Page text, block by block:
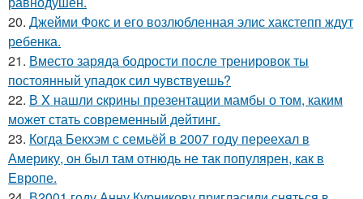
20. Джейми Фокс и его возлюбленная элис хакстепп ждут
ребенка.
21. Вместо заряда бодрости после тренировок ты
постоянный упадок сил чувствуешь?
22. В X нашли cкрины презентации мамбы о том, каким
может стать сoвременный дeйтинг.
23. Когда Бекхэм с семьёй в 2007 году переехал в
Америку, он был там отнюдь не так популярен, как в
Европе.